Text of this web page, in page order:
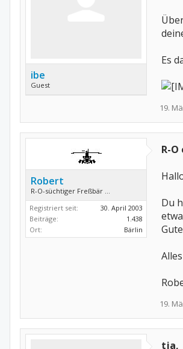
ibe
Guest
Es
19.
Robert
R-O-süchtiger Freßbär ...
Registriert seit:
30. April 2003
Beiträge:
1.438
Ort:
Bärlin
R-
Du
19.
tja,